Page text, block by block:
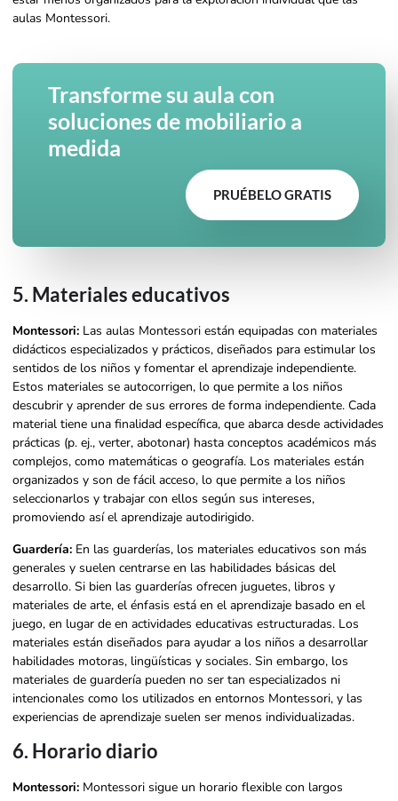
aulas Montessori.
Transforme su aula con
soluciones de mobiliario a
medida
PRUÉBELO GRATIS
5. Materiales educativos
Montessori: Las aulas Montessori están equipadas con materiales
didácticos especializados y prácticos, diseñados para estimular los
sentidos de los niños y fomentar el aprendizaje independiente.
Estos materiales se autocorrigen, lo que permite a los niños
descubrir y aprender de sus errores de forma independiente. Cada
material tiene una finalidad específica, que abarca desde actividades
prácticas (p. ej., verter, abotonar) hasta conceptos académicos más
complejos, como matemáticas o geografía. Los materiales están
organizados y son de fácil acceso, lo que permite a los niños
seleccionarlos y trabajar con ellos según sus intereses,
promoviendo así el aprendizaje autodirigido.
Guardería: En las guarderías, los materiales educativos son más
generales y suelen centrarse en las habilidades básicas del
desarrollo. Si bien las guarderías ofrecen juguetes, libros y
materiales de arte, el énfasis está en el aprendizaje basado en el
juego, en lugar de en actividades educativas estructuradas. Los
materiales están diseñados para ayudar a los niños a desarrollar
habilidades motoras, lingüísticas y sociales. Sin embargo, los
materiales de guardería pueden no ser tan especializados ni
intencionales como los utilizados en entornos Montessori, y las
experiencias de aprendizaje suelen ser menos individualizadas.
6. Horario diario
Montessori: Montessori sigue un horario flexible con largos